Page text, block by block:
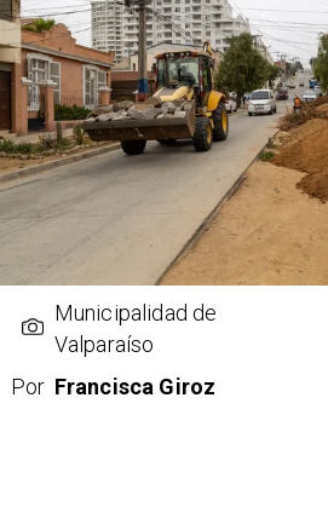
Municipalidad de
Valparaíso
Por Francisca Giroz